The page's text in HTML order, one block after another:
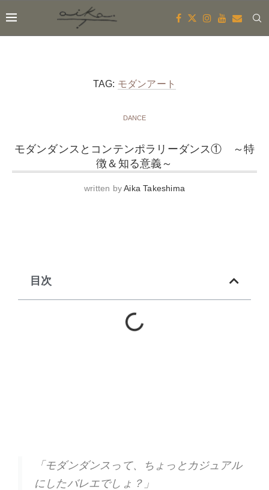
TAG: モダンアート
DANCE
モダンダンスとコンテンポラリーダンス① ～特
徴＆知る意義～
written byAika Takeshima
目次
「モダンダンスって、ちょっとカジュアル
にしたバレエでしょ？」